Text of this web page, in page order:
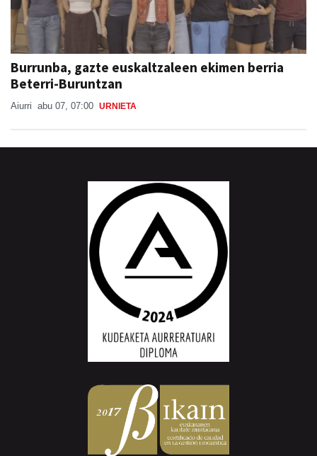
Burrunba, gazte euskaltzaleen ekimen berria
Beterri-Buruntzan
Aiurri abu 07, 07:00 URNIETA